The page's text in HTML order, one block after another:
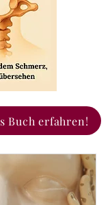
Buch erfahren!